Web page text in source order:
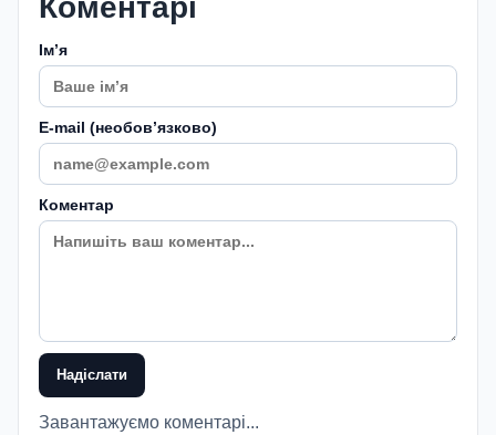
Коментарі
Імʼя
E-mail (необовʼязково)
Коментар
Надіслати
Завантажуємо коментарі...